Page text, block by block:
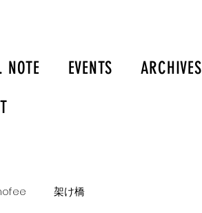
NOTE EVENTS ARCHIVES
架け橋